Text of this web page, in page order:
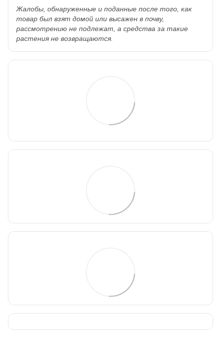
Жалобы, обнаруженные и поданные после того, как
товар был взят домой или высажен в почву,
рассмотрению не подлежат, а средства за такие
растения не возвращаются.